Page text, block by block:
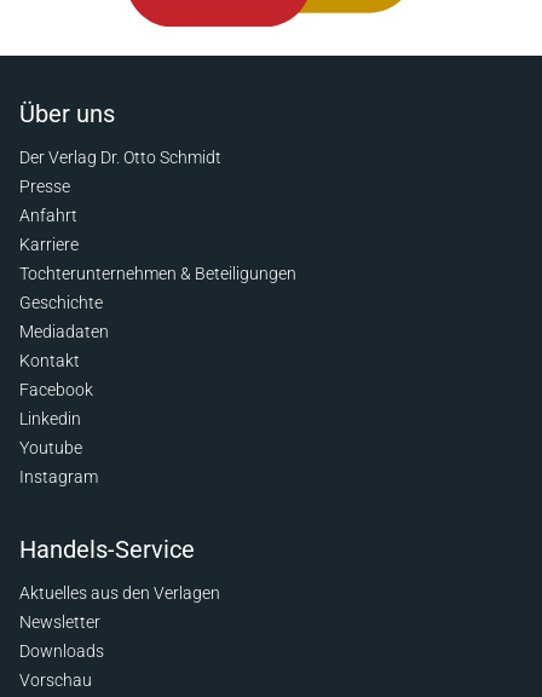
Über uns
Der Verlag Dr. Otto Schmidt
Presse
Anfahrt
Karriere
Tochterunternehmen & Beteiligungen
Geschichte
Mediadaten
Kontakt
Facebook
Linkedin
Youtube
Instagram
Handels-Service
Aktuelles aus den Verlagen
Newsletter
Downloads
Vorschau